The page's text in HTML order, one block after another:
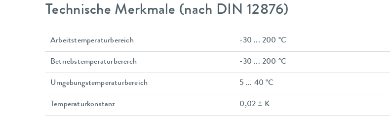
Technische Merkmale (nach DIN 12876)
Arbeitstemperaturbereich -30 ... 200 °C
Betriebstemperaturbereich -30 ... 200 °C
Umgebungstemperaturbereich 5 ... 40 °C
Temperaturkonstanz 0,02 ± K